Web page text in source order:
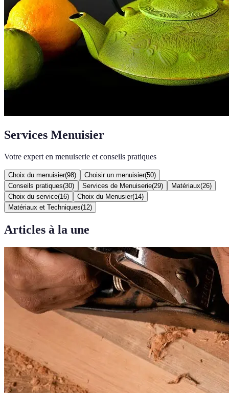
Services Menuisier
Votre expert en menuiserie et conseils pratiques
Choix du menuisier(98) Choisir un menuisier(50)
Conseils pratiques(30) Services de Menuiserie(29) Matériaux(26)
Choix du service(16) Choix du Menusier(14)
Matériaux et Techniques(12)
Articles à la une